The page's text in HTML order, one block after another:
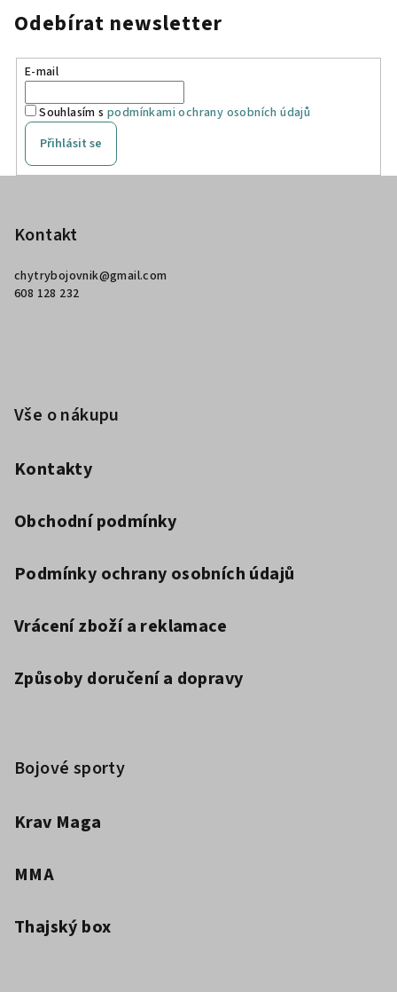
á
d
a
p
k
Odebírat newsletter
E-mail
Souhlasím s podmínkami ochrany osobních údajů
Přihlásit se
Kontakt
chytrybojovnik@gmail.com
608 128 232
Vše o nákupu
Kontakty
Obchodní podmínky
Podmínky ochrany osobních údajů
Vrácení zboží a reklamace
Způsoby doručení a dopravy
Bojové sporty
Krav Maga
MMA
Thajský box